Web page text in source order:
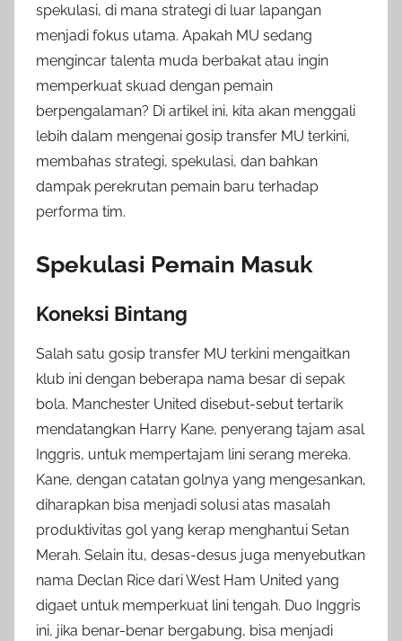
spekulasi, di mana strategi di luar lapangan
menjadi fokus utama. Apakah MU sedang
mengincar talenta muda berbakat atau ingin
memperkuat skuad dengan pemain
berpengalaman? Di artikel ini, kita akan menggali
lebih dalam mengenai gosip transfer MU terkini,
membahas strategi, spekulasi, dan bahkan
dampak perekrutan pemain baru terhadap
performa tim.
Spekulasi Pemain Masuk
Koneksi Bintang
Salah satu gosip transfer MU terkini mengaitkan
klub ini dengan beberapa nama besar di sepak
bola. Manchester United disebut-sebut tertarik
mendatangkan Harry Kane, penyerang tajam asal
Inggris, untuk mempertajam lini serang mereka.
Kane, dengan catatan golnya yang mengesankan,
diharapkan bisa menjadi solusi atas masalah
produktivitas gol yang kerap menghantui Setan
Merah. Selain itu, desas-desus juga menyebutkan
nama Declan Rice dari West Ham United yang
digaet untuk memperkuat lini tengah. Duo Inggris
ini, jika benar-benar bergabung, bisa menjadi